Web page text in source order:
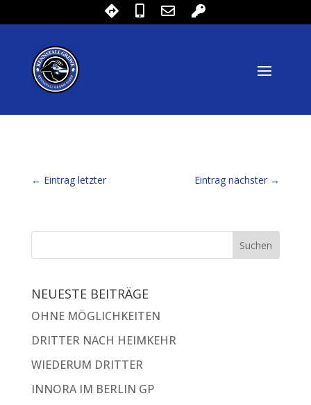
← Eintrag letzter Eintrag nächster →
NEUESTE BEITRÄGE
OHNE MÖGLICHKEITEN
DRITTER NACH HEIMKEHR
WIEDERUM DRITTER
INNORA IM BERLIN GP